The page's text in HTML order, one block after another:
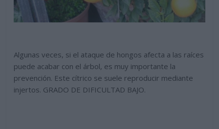
Algunas veces, si el ataque de hongos afecta a las raíces
puede acabar con el árbol, es muy importante la
prevención. Este cítrico se suele reproducir mediante
injertos. GRADO DE DIFICULTAD BAJO.